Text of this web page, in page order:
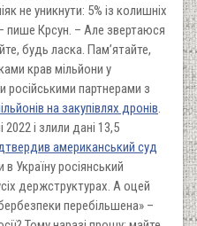
не уникнути: 5% із колишніх
пише Крсун. – Але звертаюся
будь ласка. Пам’ятайте,
крав мільйони у
російськими партнерами з
на закупівлях дронів
і злили дані 13,5
американський суд
в Україну росіянський
держструктурах. А оцей
перебільшена» –